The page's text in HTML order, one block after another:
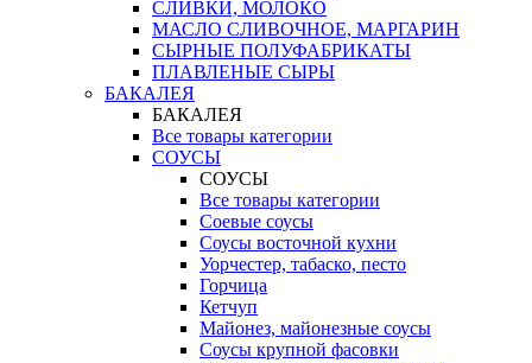
СЛИВКИ, МОЛОКО
МАСЛО СЛИВОЧНОЕ, МАРГАРИН
СЫРНЫЕ ПОЛУФАБРИКАТЫ
ПЛАВЛЕНЫЕ СЫРЫ
БАКАЛЕЯ
БАКАЛЕЯ
Все товары категории
СОУСЫ
СОУСЫ
Все товары категории
Соевые соусы
Соусы восточной кухни
Уорчестер, табаско, песто
Горчица
Кетчуп
Майонез, майонезные соусы
Соусы крупной фасовки